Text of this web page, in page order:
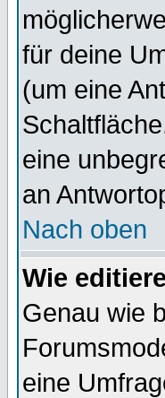
für deine
(um eine
eine
an
Nach oben
Wie
Genau wie
eine